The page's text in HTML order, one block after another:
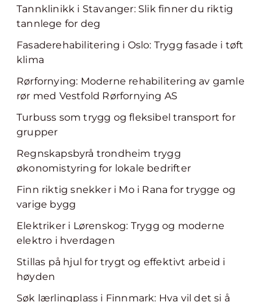
Tannklinikk i Stavanger: Slik finner du riktig
tannlege for deg
Fasaderehabilitering i Oslo: Trygg fasade i tøft
klima
Rørfornying: Moderne rehabilitering av gamle
rør med Vestfold Rørfornying AS
Turbuss som trygg og fleksibel transport for
grupper
Regnskapsbyrå trondheim trygg
økonomistyring for lokale bedrifter
Finn riktig snekker i Mo i Rana for trygge og
varige bygg
Elektriker i Lørenskog: Trygg og moderne
elektro i hverdagen
Stillas på hjul for trygt og effektivt arbeid i
høyden
Søk lærlingplass i Finnmark: Hva vil det si å